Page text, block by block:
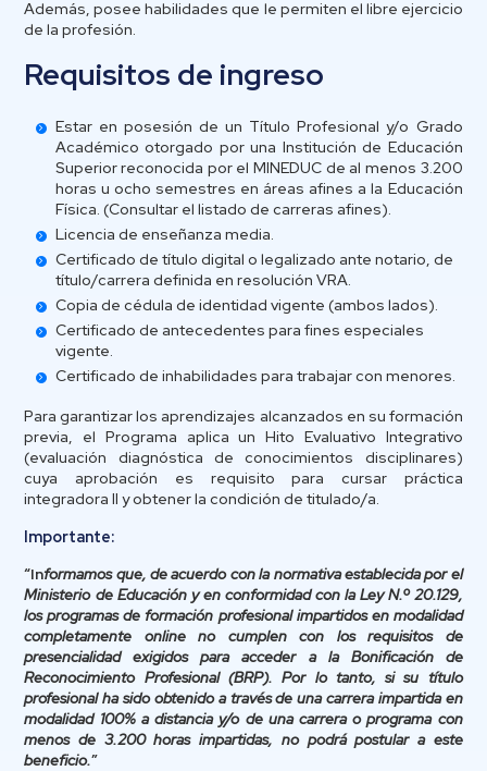
Además, posee habilidades que le permiten el libre ejercicio
de la profesión.
Requisitos de ingreso
Estar en posesión de un Título Profesional y/o Grado
Académico otorgado por una Institución de Educación
Superior reconocida por el MINEDUC de al menos 3.200
horas u ocho semestres en áreas afines a la Educación
Física. (Consultar el listado de carreras afines).
Licencia de enseñanza media.
Certificado de título digital o legalizado ante notario, de
título/carrera definida en resolución VRA.
Copia de cédula de identidad vigente (ambos lados).
Certificado de antecedentes para fines especiales
vigente.
Certificado de inhabilidades para trabajar con menores.
Para garantizar los aprendizajes alcanzados en su formación
previa, el Programa aplica un Hito Evaluativo Integrativo
(evaluación diagnóstica de conocimientos disciplinares)
cuya aprobación es requisito para cursar práctica
integradora II y obtener la condición de titulado/a.
Importante:
“Informamos que, de acuerdo con la normativa establecida por el
Ministerio de Educación y en conformidad con la Ley N.º 20.129,
los programas de formación profesional impartidos en modalidad
completamente online no cumplen con los requisitos de
presencialidad exigidos para acceder a la Bonificación de
Reconocimiento Profesional (BRP). Por lo tanto, si su título
profesional ha sido obtenido a través de una carrera impartida en
modalidad 100% a distancia y/o de una carrera o programa con
menos de 3.200 horas impartidas, no podrá postular a este
beneficio.”